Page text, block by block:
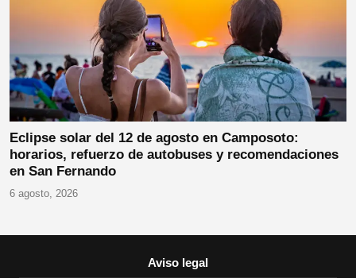
Eclipse solar del 12 de agosto en Camposoto:
horarios, refuerzo de autobuses y recomendaciones
en San Fernando
6 agosto, 2026
Aviso legal